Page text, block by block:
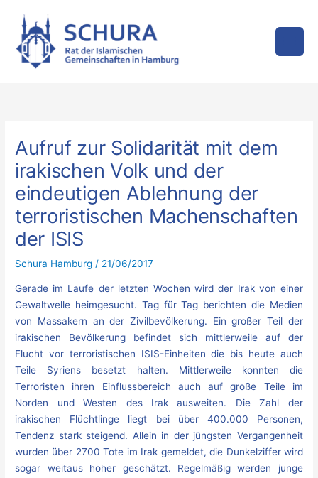
Inhalt
springen
Aufruf zur Solidarität mit dem
irakischen Volk und der
eindeutigen Ablehnung der
terroristischen Machenschaften
der ISIS
Schura Hamburg / 21/06/2017
Gerade im Laufe der letzten Wochen wird der Irak von einer
Gewaltwelle heimgesucht. Tag für Tag berichten die Medien
von Massakern an der Zivilbevölkerung. Ein großer Teil der
irakischen Bevölkerung befindet sich mittlerweile auf der
Flucht vor terroristischen ISIS-Einheiten die bis heute auch
Teile Syriens besetzt halten. Mittlerweile konnten die
Terroristen ihren Einflussbereich auch auf große Teile im
Norden und Westen des Irak ausweiten. Die Zahl der
irakischen Flüchtlinge liegt bei über 400.000 Personen,
Tendenz stark steigend. Allein in der jüngsten Vergangenheit
wurden über 2700 Tote im Irak gemeldet, die Dunkelziffer wird
sogar weitaus höher geschätzt. Regelmäßig werden junge